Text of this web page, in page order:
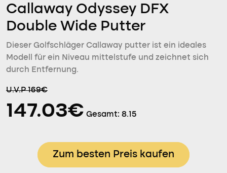
Callaway Odyssey DFX
Double Wide Putter
Dieser Golfschläger Callaway putter ist ein ideales
Modell für ein Niveau mittelstufe und zeichnet sich
durch Entfernung.
U.V.P 169€
147.03€ Gesamt: 8.15
Zum besten Preis kaufen